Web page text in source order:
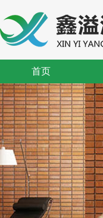
首页